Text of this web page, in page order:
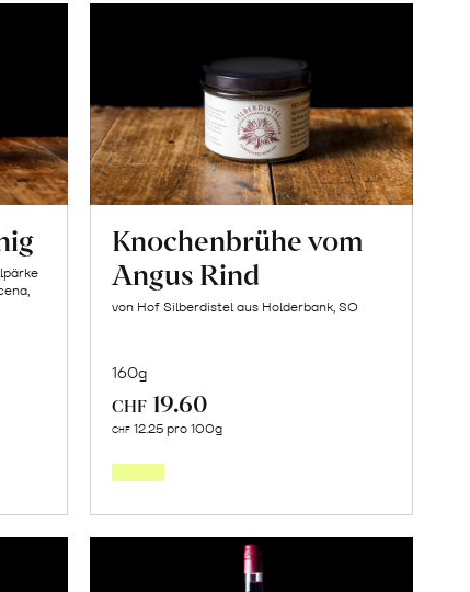
Knochenbrühe vom
Angus Rind
von Hof Silberdistel aus Holderbank, SO
160g
CHF 19.60
CHF 12.25 pro 100g